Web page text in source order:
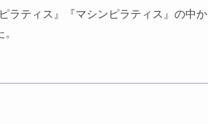
ラティス』『マシンピラティス』の中か